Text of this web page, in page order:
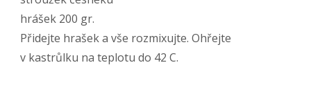
hrášek 200 gr.
Přidejte hrašek a vše rozmixujte. Ohřejte
v kastrůlku na teplotu do 42 C.